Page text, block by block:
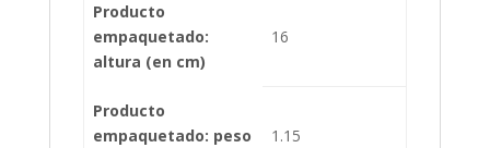
Producto
empaquetado:
altura (en cm)
16
Producto
empaquetado: peso
1.15